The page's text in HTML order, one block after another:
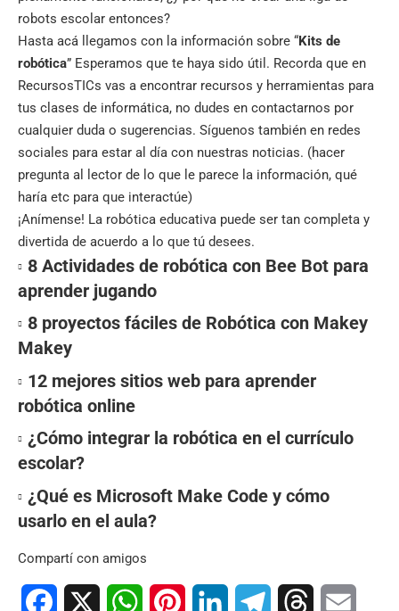
robots escolar entonces?
Hasta acá llegamos con la información sobre “Kits de
robótica” Esperamos que te haya sido útil. Recorda que en
RecursosTICs vas a encontrar recursos y herramientas para
tus clases de informática, no dudes en contactarnos por
cualquier duda o sugerencias. Síguenos también en redes
sociales para estar al día con nuestras noticias. (hacer
pregunta al lector de lo que le parece la información, qué
haría etc para que interactúe)
¡Anímense! La robótica educativa puede ser tan completa y
divertida de acuerdo a lo que tú desees.
8 Actividades de robótica con Bee Bot para
aprender jugando
8 proyectos fáciles de Robótica con Makey
Makey
12 mejores sitios web para aprender
robótica online
¿Cómo integrar la robótica en el currículo
escolar?
¿Qué es Microsoft Make Code y cómo
usarlo en el aula?
Compartí con amigos
Facebook WhatsAppPinterest LinkedIn TelegramThreads